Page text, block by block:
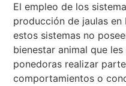
El empleo de los
producción de jaulas
estos sistemas no
bienestar animal que
ponedoras realizar
comportamientos o